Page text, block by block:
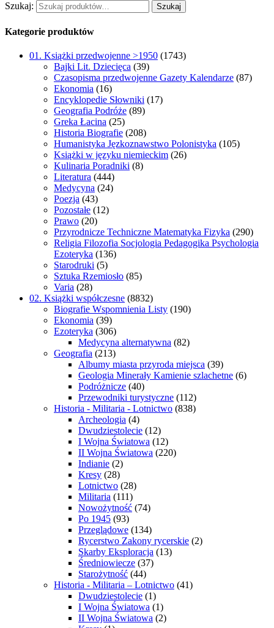
Szukaj: Szukaj
Kategorie produktów
01. Książki przedwojenne >1950 (1743)
Bajki Lit. Dziecięca (39)
Czasopisma przedwojenne Gazety Kalendarze (87)
Ekonomia (16)
Encyklopedie Słowniki (17)
Geografia Podróże (89)
Greka Łacina (25)
Historia Biografie (208)
Humanistyka Jęzkoznawstwo Polonistyka (105)
Książki w języku niemieckim (26)
Kulinaria Poradniki (8)
Literatura (444)
Medycyna (24)
Poezja (43)
Pozostałe (12)
Prawo (20)
Przyrodnicze Techniczne Matematyka Fizyka (290)
Religia Filozofia Socjologia Pedagogika Psychologia
Ezoteryka (136)
Starodruki (5)
Sztuka Rzemiosło (85)
Varia (28)
02. Książki współczesne (8832)
Biografie Wspomnienia Listy (190)
Ekonomia (39)
Ezoteryka (306)
Medycyna alternatywna (82)
Geografia (213)
Albumy miasta przyroda miejsca (39)
Geologia Minerały Kamienie szlachetne (6)
Podróżnicze (40)
Przewodniki turystyczne (112)
Historia - Militaria - Lotnictwo (838)
Archeologia (4)
Dwudziestolecie (12)
I Wojna Światowa (12)
II Wojna Światowa (220)
Indianie (2)
Kresy (28)
Lotnictwo (28)
Militaria (111)
Nowożytność (74)
Po 1945 (93)
Przeglądowe (134)
Rycerstwo Zakony rycerskie (2)
Skarby Eksploracja (13)
Średniowiecze (37)
Starożytność (44)
Historia - Militaria – Lotnictwo (41)
Dwudziestolecie (1)
I Wojna Światowa (1)
II Wojna Światowa (2)